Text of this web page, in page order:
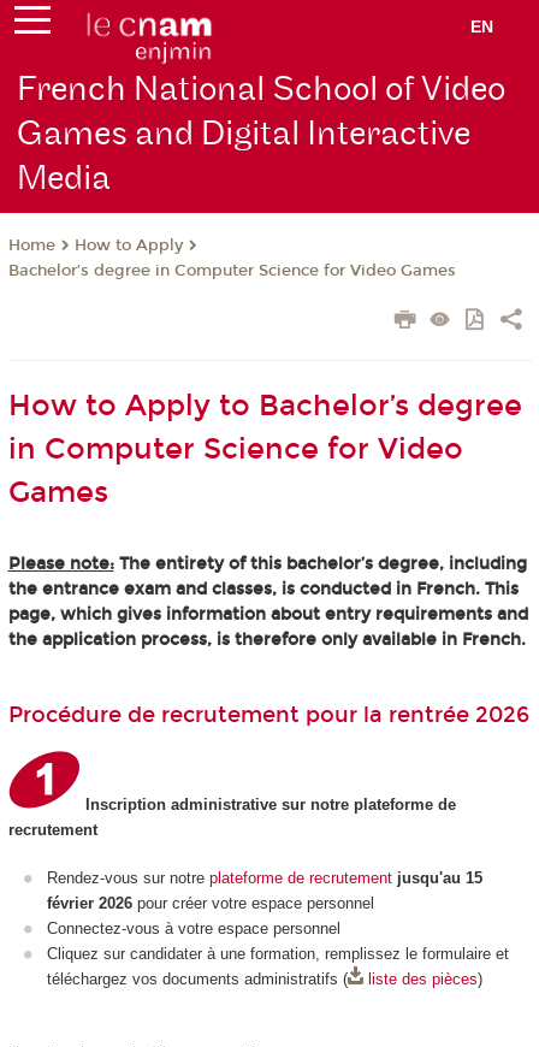
EN
French National School of Video
Games and Digital Interactive
Media
Home
How to Apply
Bachelor’s degree in Computer Science for Video Games
How to Apply to Bachelor’s degree
in Computer Science for Video
Games
Please note:The entirety of this bachelor’s degree, including
the entrance exam and classes, is conducted in French. This
page, which gives information about entry requirements and
the application process, is therefore only available in French.
Procédure de recrutement pour la rentrée 2026
Inscription administrative sur notre plateforme de
recrutement
Rendez-vous sur notre plateforme de recrutement jusqu'au 15
février 2026 pour créer votre espace personnel
Connectez-vous à votre espace personnel
Cliquez sur candidater à une formation, remplissez le formulaire et
téléchargez vos documents administratifs (
liste des pièces)